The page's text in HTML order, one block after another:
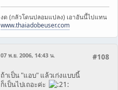
งด (กลัวโดนปลอมแปลง) เอาอันนี้ไปแทน
www.thaiadobeuser.com
#108
07 พ.ย. 2006, 14:43 น.
ถ้าเป็น "แอบ" แล้วเก่งแบบนี้
ก็เป็นไปเถอะค่ะ